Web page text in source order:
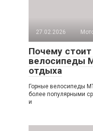
27.02.2026
Почему
велосипеды
отдыха
Горные велосипеды
более популярными
и